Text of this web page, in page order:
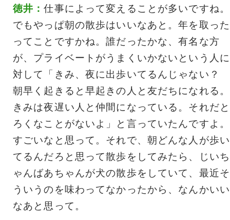
徳井：仕事によって変えることが多いですね。
でもやっぱ朝の散歩はいいなあと。年を取った
ってことですかね。誰だったかな、有名な方
が、プライベートがうまくいかないという人に
対して「きみ、夜に出歩いてるんじゃない？
朝早く起きると早起きの人と友だちになれる。
きみは夜遅い人と仲間になっている。それだと
ろくなことがないよ」と言っていたんですよ。
すごいなと思って。それで、朝どんな人が歩い
てるんだろと思って散歩をしてみたら、じいち
ゃんばあちゃんが犬の散歩をしていて、最近そ
ういうのを味わってなかったから、なんかいい
なあと思って。